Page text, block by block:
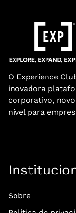
O Experience
inovadora
corporativo,
nível para
Sobre